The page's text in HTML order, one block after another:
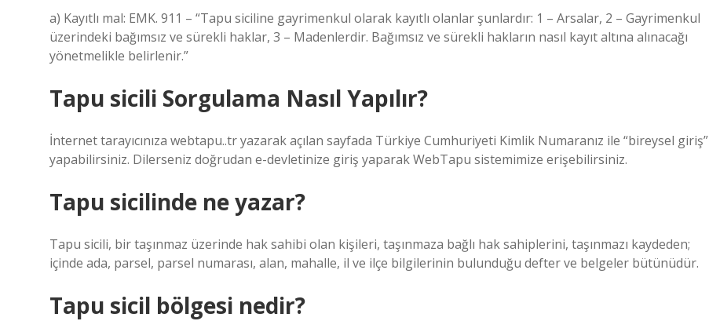
a) Kayıtlı mal: EMK. 911 – “Tapu siciline gayrimenkul olarak kayıtlı olanlar şunlardır: 1 – Arsalar, 2 – Gayrimenkul
üzerindeki bağımsız ve sürekli haklar, 3 – Madenlerdir. Bağımsız ve sürekli hakların nasıl kayıt altına alınacağı
yönetmelikle belirlenir.”
Tapu sicili Sorgulama Nasıl Yapılır?
İnternet tarayıcınıza webtapu..tr yazarak açılan sayfada Türkiye Cumhuriyeti Kimlik Numaranız ile “bireysel giriş”
yapabilirsiniz. Dilerseniz doğrudan e-devletinize giriş yaparak WebTapu sistemimize erişebilirsiniz.
Tapu sicilinde ne yazar?
Tapu sicili, bir taşınmaz üzerinde hak sahibi olan kişileri, taşınmaza bağlı hak sahiplerini, taşınmazı kaydeden;
içinde ada, parsel, parsel numarası, alan, mahalle, il ve ilçe bilgilerinin bulunduğu defter ve belgeler bütünüdür.
Tapu sicil bölgesi nedir?